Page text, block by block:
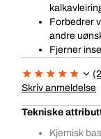
Forbedrer
andre
Fjerner
Skriv anmeldelse
Tekniske
Kjemisk